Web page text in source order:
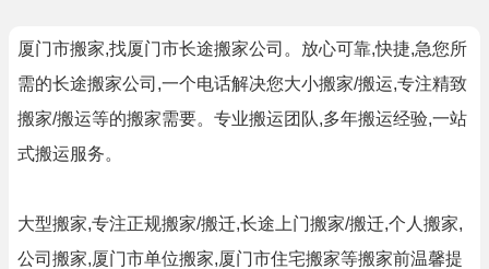
厦门市搬家,找厦门市长途搬家公司。放心可靠,快捷,急您所
需的长途搬家公司,一个电话解决您大小搬家/搬运,专注精致
搬家/搬运等的搬家需要。专业搬运团队,多年搬运经验,一站
式搬运服务。
大型搬家,专注正规搬家/搬迁,长途上门搬家/搬迁,个人搬家,
公司搬家,厦门市单位搬家,厦门市住宅搬家等搬家前温馨提